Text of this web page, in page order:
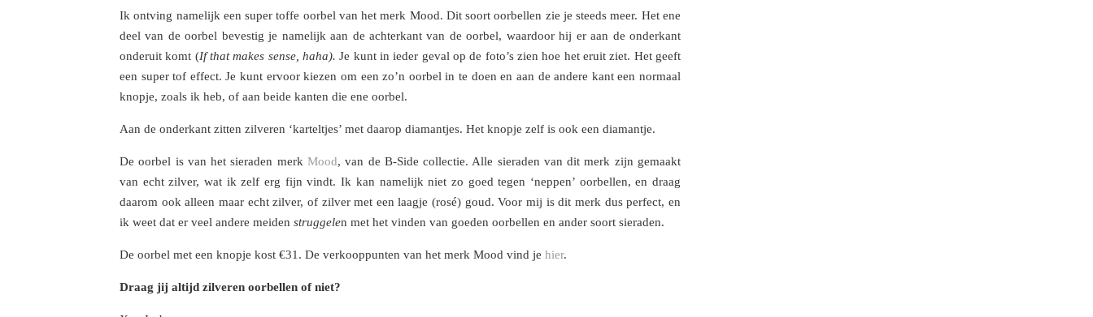
Ik ontving namelijk een super toffe oorbel van het merk Mood. Dit soort oorbellen zie je steeds meer. Het ene
deel van de oorbel bevestig je namelijk aan de achterkant van de oorbel, waardoor hij er aan de onderkant
onderuit komt (If that makes sense, haha). Je kunt in ieder geval op de foto’s zien hoe het eruit ziet. Het geeft
een super tof effect. Je kunt ervoor kiezen om een zo’n oorbel in te doen en aan de andere kant een normaal
knopje, zoals ik heb, of aan beide kanten die ene oorbel.
Aan de onderkant zitten zilveren ‘karteltjes’ met daarop diamantjes. Het knopje zelf is ook een diamantje.
De oorbel is van het sieraden merk Mood, van de B-Side collectie. Alle sieraden van dit merk zijn gemaakt
van echt zilver, wat ik zelf erg fijn vindt. Ik kan namelijk niet zo goed tegen ‘neppen’ oorbellen, en draag
daarom ook alleen maar echt zilver, of zilver met een laagje (rosé) goud. Voor mij is dit merk dus perfect, en
ik weet dat er veel andere meiden struggelen met het vinden van goeden oorbellen en ander soort sieraden.
De oorbel met een knopje kost €31. De verkooppunten van het merk Mood vind je hier.
Draag jij altijd zilveren oorbellen of niet?